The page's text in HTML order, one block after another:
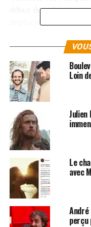
début du printemps
implacable. «
Dis
événementSoan et
Dans le clip, on
Arnaud,Chinois
retrouvent tous
aventure à l’ancienne.
LES ALBUMS DE
SUJETS ASSOCIÉS:
Loin
Le
avec
André
perçu